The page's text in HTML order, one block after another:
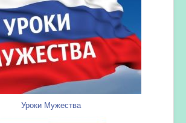
Уроки Мужества